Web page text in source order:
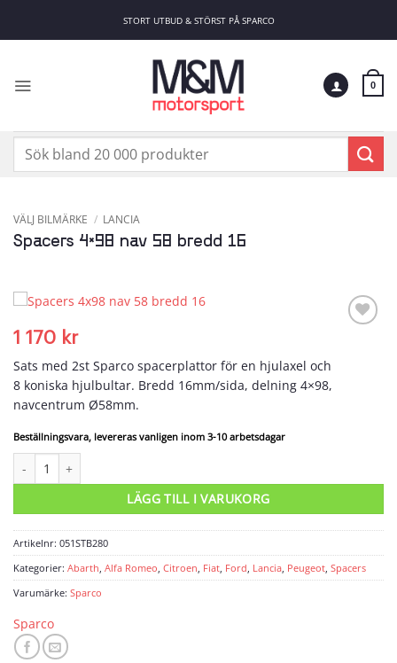
STORT UTBUD & STÖRST PÅ SPARCO
0
Sök
VÄLJ BILMÄRKE / LANCIA
Spacers 4×98 nav 58 bredd 16
1 170 kr
Sats med 2st Sparco spacerplattor för en hjulaxel och
8 koniska hjulbultar. Bredd 16mm/sida, delning 4×98,
navcentrum Ø58mm.
Beställningsvara, levereras vanligen inom 3-10 arbetsdagar
LÄGG TILL I VARUKORG
Artikelnr: 051STB280
Kategorier: Abarth, Alfa Romeo, Citroen, Fiat, Ford, Lancia, Peugeot, Spacers
Varumärke: Sparco
Sparco